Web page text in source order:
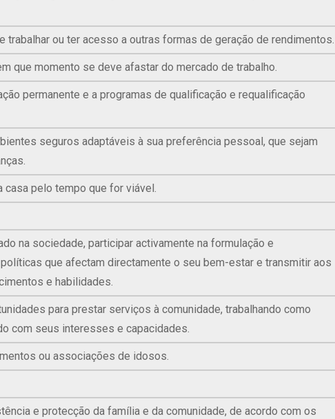
trabalhar ou ter acesso a outras formas de geração de rendimentos.
que momento se deve afastar do mercado de trabalho.
permanente e a programas de qualificação e requalificação
seguros adaptáveis à sua preferência pessoal, que sejam
casa pelo tempo que for viável.
na sociedade, participar activamente na formulação e
que afectam directamente o seu bem-estar e transmitir aos
e habilidades.
para prestar serviços à comunidade, trabalhando como
com seus interesses e capacidades.
ou associações de idosos.
e protecção da família e da comunidade, de acordo com os